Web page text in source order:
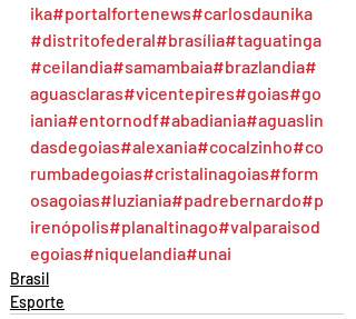
ika#portalfortenews#carlosdaunika
#distritofederal#brasília#taguatinga
#ceilandia#samambaia#brazlandia#
aguasclaras#vicentepires#goias#go
iania#entornodf#abadiania#aguaslin
dasdegoias#alexania#cocalzinho#co
rumbadegoias#cristalinagoias#form
osagoias#luziania#padrebernardo#p
irenópolis#planaltinago#valparaisod
egoias#niquelandia#unai
Brasil
Esporte